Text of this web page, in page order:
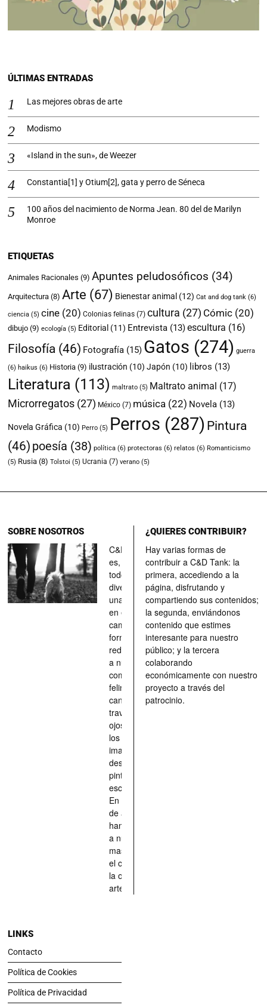
ÚLTIMAS ENTRADAS
Las mejores obras de arte
Modismo
«Island in the sun», de Weezer
Constantia[1] y Otium[2], gata y perro de Séneca
100 años del nacimiento de Norma Jean. 80 del de Marilyn
Monroe
ETIQUETAS
Animales Racionales (9) Apuntes peludosóficos (34)
Arquitectura (8) Arte (67) Bienestar animal (12) Cat and dog tank (6)
ciencia (5) cine (20) Colonias felinas (7) cultura (27) Cómic (20)
dibujo (9) ecología (5) Editorial (11) Entrevista (13)escultura (16)
Filosofía (46) Fotografía (15) Gatos (274) guerra
(6) haikus (6) Historia (9) ilustración (10) Japón (10) libros (13)
Literatura (113) maltrato (5) Maltrato animal (17)
Microrregatos (27) México (7) música (22) Novela (13)
Novela Gráfica (10) Perro (5) Perros (287) Pintura
(46) poesía (38) política (6) protectoras (6) relatos (6) Romanticismo
(5) Rusia (8) Tolstoi (5) Ucrania (7) verano (5)
SOBRE NOSOTROS
C&D Tank
es, ante
todo, un
divertimento,
una parada
en el
camino, una
forma de
redescubrir
a nuestros
compañeros
felinos y
caninos a
través de los
ojos quienes
los han
imaginado,
descrito,
pintado,
esculpido...
En definitiva,
de aquellos
han situado
a nuestras
mascotas en
el centro de
la obra de
arte.
¿QUIERES CONTRIBUIR?
Hay varias formas de
contribuir a C&D Tank: la
primera, accediendo a la
página, disfrutando y
compartiendo sus contenidos;
la segunda, enviándonos
contenido que estimes
interesante para nuestro
público; y la tercera
colaborando
económicamente con nuestro
proyecto a través del
patrocinio.
LINKS
Contacto
Política de Cookies
Política de Privacidad